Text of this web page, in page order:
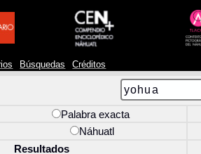
Búsquedas Créditos
Palabra exacta
Náhuatl
Resultados